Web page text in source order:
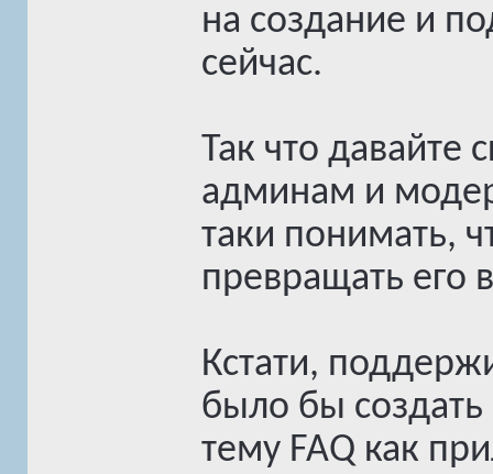
на создание и
сейчас.
Так что давайте
админам и
таки понимать,
превращать его
Кстати,
было бы
тему FAQ как